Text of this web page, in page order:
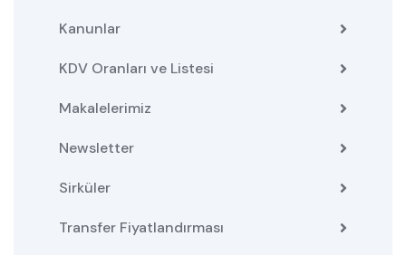
Kanunlar
KDV Oranları ve Listesi
Makalelerimiz
Newsletter
Sirküler
Transfer Fiyatlandırması